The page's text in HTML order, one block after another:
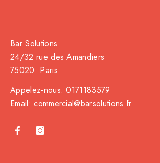
Bar Solutions
24/32 rue des Amandiers
75020 Paris
Appelez-nous:0171183579
Email:commercial@barsolutions.fr